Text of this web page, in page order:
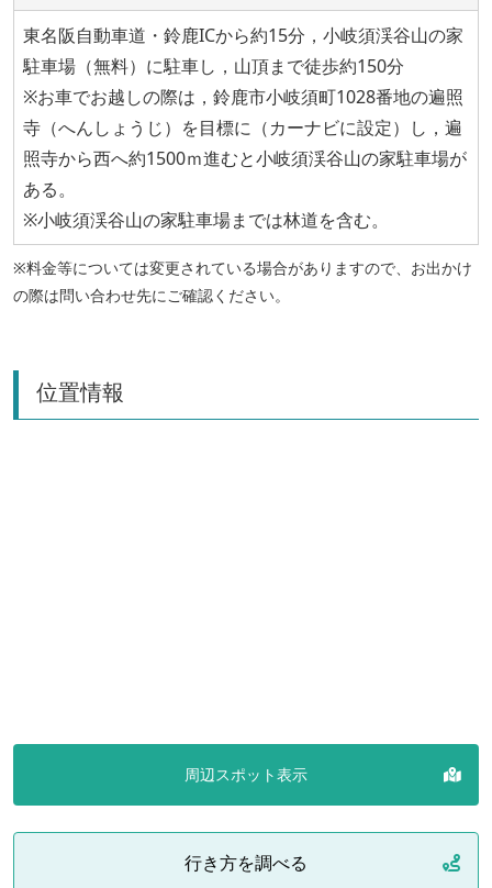
東名阪自動車道・鈴鹿ICから約15分，小岐須渓谷山の家
駐車場（無料）に駐車し，山頂まで徒歩約150分
※お車でお越しの際は，鈴鹿市小岐須町1028番地の遍照
寺（へんしょうじ）を目標に（カーナビに設定）し，遍
照寺から西へ約1500ｍ進むと小岐須渓谷山の家駐車場が
ある。
※小岐須渓谷山の家駐車場までは林道を含む。
※料金等については変更されている場合がありますので、お出かけ
の際は問い合わせ先にご確認ください。
位置情報
周辺スポット表示
行き方を調べる